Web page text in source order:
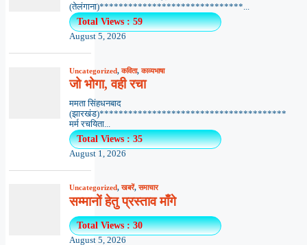
(तेलंगाना)******************************...
Total Views : 59
August 5, 2026
Uncategorized,कविता,काव्यभाषा
जो भोगा, वही रचा
ममता सिंहधनबाद
(झारखंड)***************************************
मर्म रचयिता...
Total Views : 35
August 1, 2026
Uncategorized,खबरें,समाचार
सम्मानों हेतु प्रस्ताव माँगे
Total Views : 30
August 5, 2026